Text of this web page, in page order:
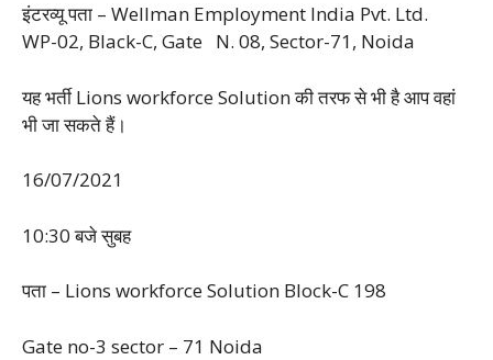
इंटरव्यू पता – Wellman Employment India Pvt. Ltd.
WP-02, Black-C, Gate N. 08, Sector-71, Noida
यह भर्ती Lions workforce Solution की तरफ से भी है आप वहां
भी जा सकते हैं।
16/07/2021
10:30 बजे सुबह
पता – Lions workforce Solution Block-C 198
Gate no-3 sector – 71 Noida